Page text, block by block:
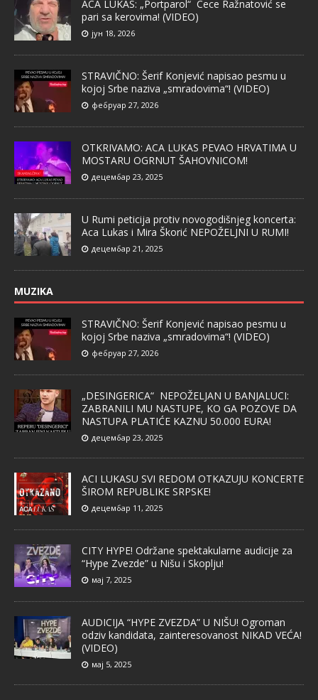
ACA LUKAS: „Portparol“ Cece Ražnatović se
pari sa kerovima! (VIDEO)
јун 18, 2026
STRAVIČNO: Šerif Konjević napisao pesmu u
kojoj Srbe naziva „smradovima“! (VIDEO)
фебруар 27, 2026
OTKRIVAMO: ACA LUKAS PEVAO HRVATIMA U
MOSTARU OGRNUT ŠAHOVNICOM!
децембар 23, 2025
U Rumi peticija protiv novogodišnjeg koncerta:
Aca Lukas i Mira Škorić NEPOŽELJNI U RUMI!
децембар 21, 2025
MUZIKA
STRAVIČNO: Šerif Konjević napisao pesmu u
kojoj Srbe naziva „smradovima“! (VIDEO)
фебруар 27, 2026
„DESINGERICA“ NEPOŽELJAN U BANJALUCI:
ZABRANILI MU NASTUPE, KO GA POZOVE DA
NASTUPA PLATIĆE KAZNU 50.000 EURA!
децембар 23, 2025
ACI LUKASU SVI REDOM OTKAZUJU KONCERTE
ŠIROM REPUBLIKE SRPSKE!
децембар 11, 2025
CITY HYPE! Održane spektakularne audicije za
“Hype Zvezde” u Nišu i Skoplju!
мај 7, 2025
AUDICIJA “HYPE ZVEZDA” U NIŠU! Ogroman
odziv kandidata, zainteresovanost NIKAD VEĆA!
(VIDEO)
мај 5, 2025